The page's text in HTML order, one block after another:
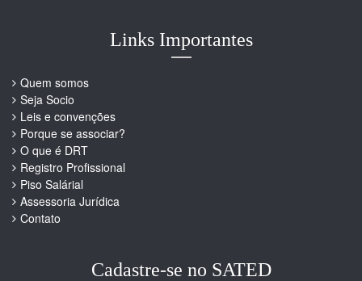
Links Importantes
Quem somos
Seja Socio
Leis e convenções
Porque se associar?
O que é DRT
Registro Profissional
Piso Salárial
Assessoria Jurídica
Contato
Cadastre-se no SATED